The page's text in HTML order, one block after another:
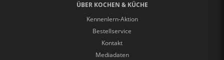
ÜBER KOCHEN & KÜCHE
Kennenlern-Aktion
Bestellservice
Kontakt
Mediadaten